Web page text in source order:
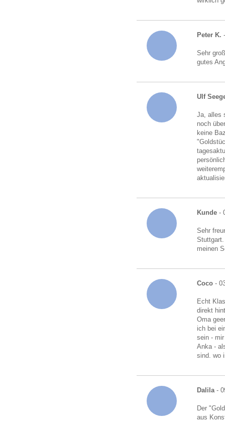
Peter K.
Sehr
gutes
Ulf
Ja, alles
noch
keine
Kunde -
Sehr
meinen
Coco -
Echt
direkt
Oma
ich bei
sein -
Anka -
sind. wo
Dalila-
Der
aus